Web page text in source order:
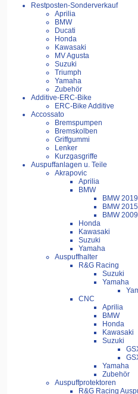
Restposten-Sonderverkauf
Aprilia
BMW
Ducati
Honda
Kawasaki
MV Agusta
Suzuki
Triumph
Yamaha
Zubehör
Additive-ERC-Bike
ERC-Bike Additive
Accossato
Bremspumpen
Bremskolben
Griffgummi
Lenker
Kurzgasgriffe
Auspuffanlagen u. Teile
Akrapovic
Aprilia
BMW
BMW
BMW
BMW
Honda
Kawasaki
Suzuki
Yamaha
Auspuffhalter
R&G Racing
Suzuki
Yamaha
CNC
Aprilia
BMW
Honda
Kawasaki
Suzuki
Yamaha
Zubehör
Auspuffprotektoren
R&G Racing